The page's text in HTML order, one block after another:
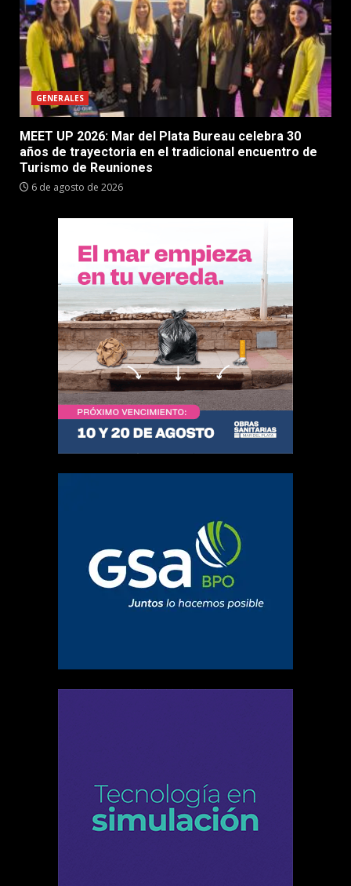
GENERALES
MEET UP 2026: Mar del Plata Bureau celebra 30
años de trayectoria en el tradicional encuentro de
Turismo de Reuniones
6 de agosto de 2026